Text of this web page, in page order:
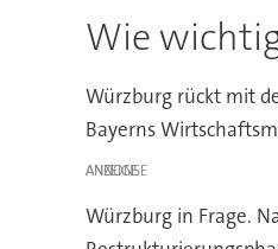
Wie
Würzburg rückt mit
Bayerns
ANZEIGE
Würzburg in Frage.